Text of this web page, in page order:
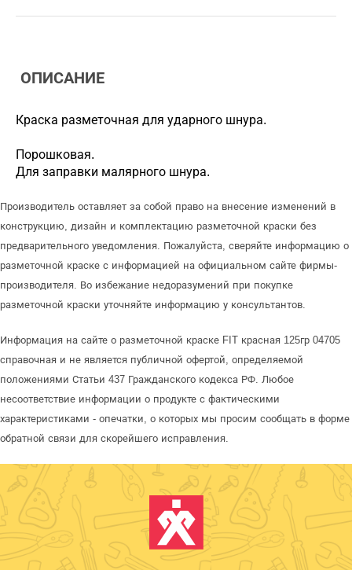
ОПИСАНИЕ
Краска разметочная для ударного шнура.
Порошковая.
Для заправки малярного шнура.
Производитель оставляет за собой право на внесение изменений в
конструкцию, дизайн и комплектацию разметочной краски без
предварительного уведомления. Пожалуйста, сверяйте информацию о
разметочной краске с информацией на официальном сайте фирмы-
производителя. Во избежание недоразумений при покупке
разметочной краски уточняйте информацию у консультантов.
Информация на сайте о разметочной краске FIT красная 125гр 04705
справочная и не является публичной офертой, определяемой
положениями Статьи 437 Гражданского кодекса РФ. Любое
несоответствие информации о продукте с фактическими
характеристиками - опечатки, о которых мы просим сообщать в форме
обратной связи для скорейшего исправления.